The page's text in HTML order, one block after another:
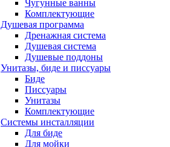
Чугунные ванны
Комплектующие
Душевая программа
Дренажная система
Душевая система
Душевые поддоны
Унитазы, биде и писсуары
Биде
Писсуары
Унитазы
Комплектующие
Системы инсталляции
Для биде
Для мойки